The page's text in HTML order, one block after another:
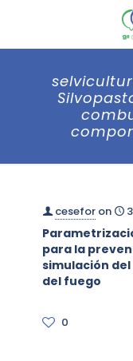
cesefor on
para la
simulación
del fuego
0